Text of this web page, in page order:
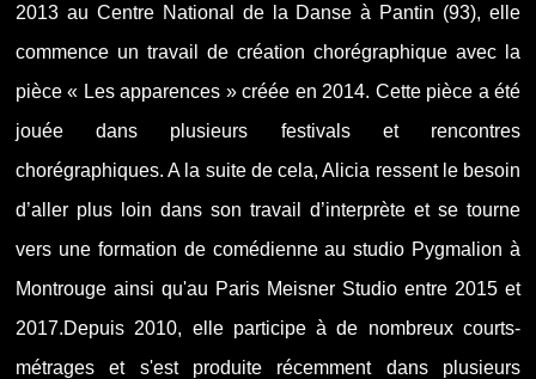
2013 au Centre National de la Danse à Pantin (93), elle
commence un travail de création chorégraphique avec la
pièce « Les apparences » créée en 2014. Cette pièce a été
jouée dans plusieurs festivals et rencontres
chorégraphiques. A la suite de cela, Alicia ressent le besoin
d’aller plus loin dans son travail d’interprète et se tourne
vers une formation de comédienne au studio Pygmalion à
Montrouge ainsi qu'au Paris Meisner Studio entre 2015 et
2017.Depuis 2010, elle participe à de nombreux courts-
métrages et s'est produite récemment dans plusieurs